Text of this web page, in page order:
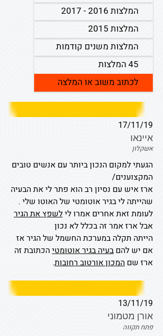
המלצות 2016 - 2017
המלצות 2015
המלצות משנים קודמות
45 המלצות
לכתוב משוב או המלצה
17/11/19
איינאו
אשקלון
הגעתי למקום הנכון ביותר עם אנשים טובים
המקצוענים/
ארז איש עם נסיון רב הוא פתר לי את הבעיה
שהייתה לי בגיר אוטומטי של האוטו שלי .
לעומת זאת אחרים אמרו לילשפץ את הגיר
אבל ארז אמר זה בכלל לא נכון
הייתה תקלה במערכת החשמל של הגיר אז
אם יש להם בעיה בגיר אוטומטיהכתובת זה
ארז שם המכון אורטוב רחובות.
13/11/19
אורן מטמוני
פתח תקווה